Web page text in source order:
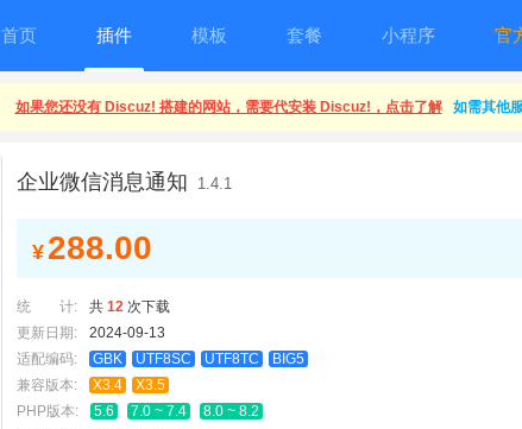
首页 插件 模板 套餐 小程序 官
如果您还没有 Discuz! 搭建的网站，需要代安装 Discuz!，点击了解 如需其他
企业微信消息通知 1.4.1
¥ 288.00
统 计: 共 12 次下载
更新日期:
2024-09-13
适配编码:
GBK UTF8SC UTF8TC
BIG5
兼容版本:
X3.4
X3.5
PHP版本:
5.6 7.0 ~ 7.4
8.0 ~ 8.2